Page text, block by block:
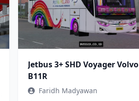
Jetbus 3+ SHD Voyager Volvo
B11R
Faridh Madyawan